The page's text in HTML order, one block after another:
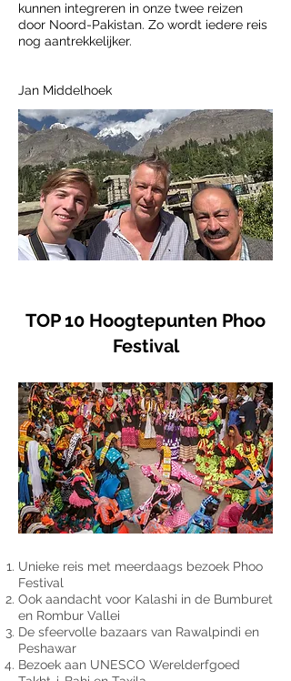
kunnen integreren in onze twee reizen
door Noord-Pakistan. Zo wordt iedere reis
nog aantrekkelijker.
Jan Middelhoek
TOP 10 Hoogtepunten Phoo
Festival
Unieke reis met meerdaags bezoek Phoo
Festival
Ook aandacht voor Kalashi in de Bumburet
en Rombur Vallei
De sfeervolle bazaars van Rawalpindi en
Peshawar
Bezoek aan UNESCO Werelderfgoed